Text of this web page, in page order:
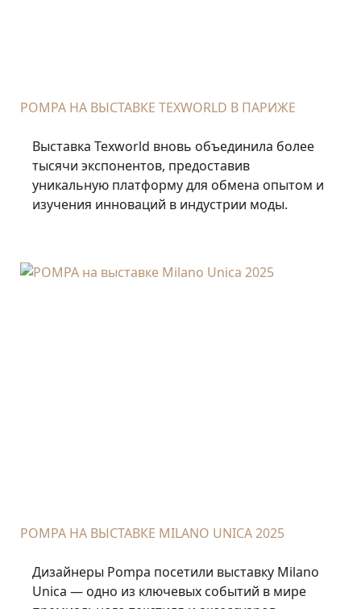
POMPA НА ВЫСТАВКЕ TEXWORLD В ПАРИЖЕ
Выставка Texworld вновь объединила более
тысячи экспонентов, предоставив
уникальную платформу для обмена опытом и
изучения инноваций в индустрии моды.
POMPA НА ВЫСТАВКЕ MILANO UNICA 2025
Дизайнеры Pompa посетили выставку Milano
Unica — одно из ключевых событий в мире